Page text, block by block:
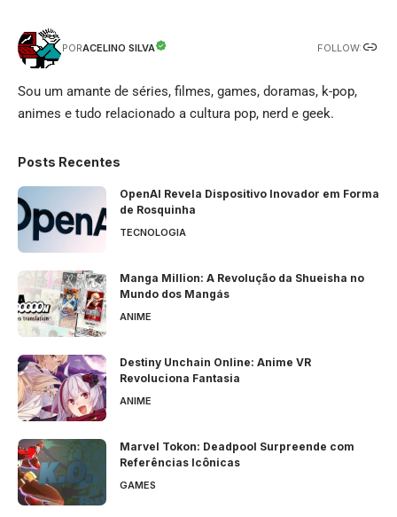
PORACELINO SILVA FOLLOW:
Sou um amante de séries, filmes, games, doramas, k-pop,
animes e tudo relacionado a cultura pop, nerd e geek.
Posts Recentes
OpenAI Revela Dispositivo Inovador em Forma
de Rosquinha
TECNOLOGIA
Manga Million: A Revolução da Shueisha no
Mundo dos Mangás
ANIME
Destiny Unchain Online: Anime VR
Revoluciona Fantasia
ANIME
Marvel Tokon: Deadpool Surpreende com
Referências Icônicas
GAMES